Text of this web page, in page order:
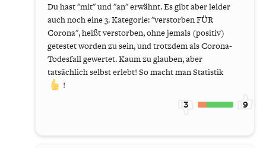
Du hast "mit" und "an" erwähnt. Es gibt aber leider
auch noch eine 3. Kategorie: "verstorben FÜR
Corona", heißt verstorben, ohne jemals (positiv)
getestet worden zu sein, und trotzdem als Corona-
Todesfall gewertet. Kaum zu glauben, aber
tatsächlich selbst erlebt! So macht man Statistik
!
3 9